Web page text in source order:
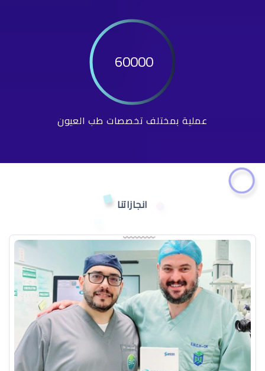
60000
عملية بمختلف تخصصات طب العيون
انجازاتنا